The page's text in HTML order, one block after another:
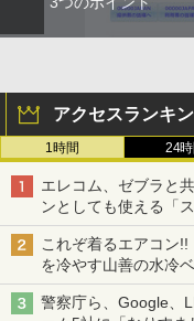
アクセスランキ
1時間 24
エレコム、ゼブラと
ンとしても使える「
も、持ち替えずに書
これぞ着るエアコン
を冷やす山善の水冷
ち・ざ・ろーど！そ
警察庁ら、Google、